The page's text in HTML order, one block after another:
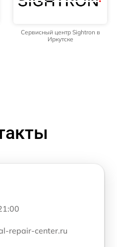
Сервисный центр Sightron в
Иркутске
repair-center.ru